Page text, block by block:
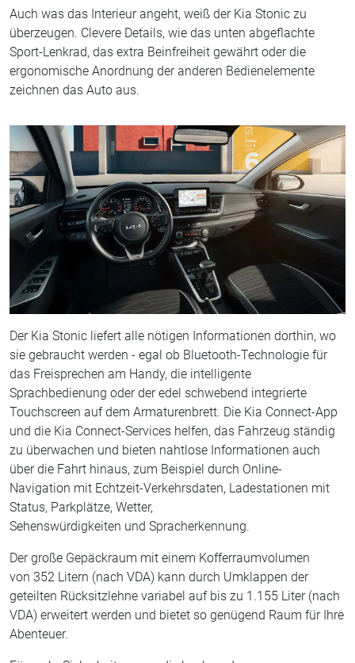
Auch was das Interieur angeht, weiß der Kia Stonic zu
überzeugen. Clevere Details, wie das unten abgeflachte
Sport-Lenkrad, das extra Beinfreiheit gewährt oder die
ergonomische Anordnung der anderen Bedienelemente
zeichnen das Auto aus.
Der Kia Stonic liefert alle nötigen Informationen dorthin, wo
sie gebraucht werden - egal ob Bluetooth-Technologie für
das Freisprechen am Handy, die intelligente
Sprachbedienung oder der edel schwebend integrierte
Touchscreen auf dem Armaturenbrett. Die Kia Connect-App
und die Kia Connect-Services helfen, das Fahrzeug ständig
zu überwachen und bieten nahtlose Informationen auch
über die Fahrt hinaus, zum Beispiel durch Online-
Navigation mit Echtzeit-Verkehrsdaten, Ladestationen mit
Status, Parkplätze, Wetter,
Sehenswürdigkeiten und Spracherkennung.
Der große Gepäckraum mit einem Kofferraumvolumen
von 352 Litern (nach VDA) kann durch Umklappen der
geteilten Rücksitzlehne variabel auf bis zu 1.155 Liter (nach
VDA) erweitert werden und bietet so genügend Raum für Ihre
Abenteuer.